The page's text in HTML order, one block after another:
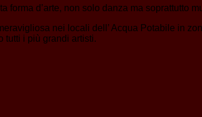
forma d’arte, non solo danza ma soprattutto
nei locali dell’ Acqua Potabile in
tutti i più grandi artisti.